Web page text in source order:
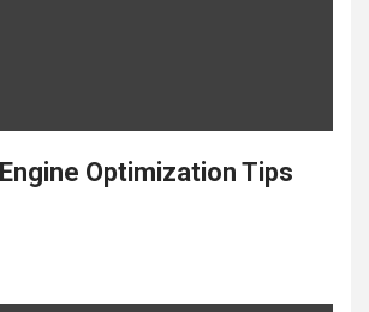
Optimization Tips